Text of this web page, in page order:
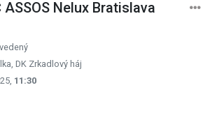
ASSOS Nelux Bratislava
DK Zrkadlový háj
11:30